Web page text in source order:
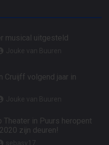
musical uitgesteld
Cruijff volgend jaar in
Theater in Puurs heropent
zijn deuren!